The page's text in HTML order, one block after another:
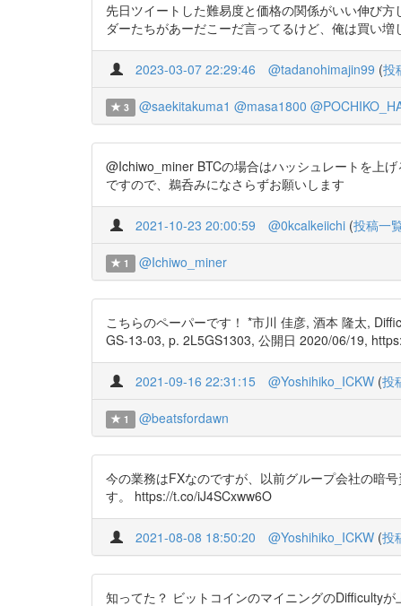
先日ツイートした難易度と価格の関係がいい伸び
ダーたちがあーだこーだ言ってるけど、俺は買い
2023-03-07 22:29:46 @tadanohimajin99 (投
3 @saekitakuma1 @masa1800
@Ichiwo_miner BTCの場合はハッシュレートを上
ですので、鵜呑みになさらずお願いします
2021-10-23 20:00:59 @0kcalkeiichi (投稿一
1 @Ichiwo_miner
こちらのペーパーです！ *市川 佳彦, 酒本 隆太,
GS-13-03, p. 2L5GS1303, 公開日 2020/06/19,
2021-09-16 22:31:15 @Yoshihiko_ICKW (投
1 @beatsfordawn
今の業務はFXなのですが、以前グループ会社の暗
す。 https://t.co/iJ4SCxww6O
2021-08-08 18:50:20 @Yoshihiko_ICKW (投
知ってた？ ビットコインのマイニングのDifficulty